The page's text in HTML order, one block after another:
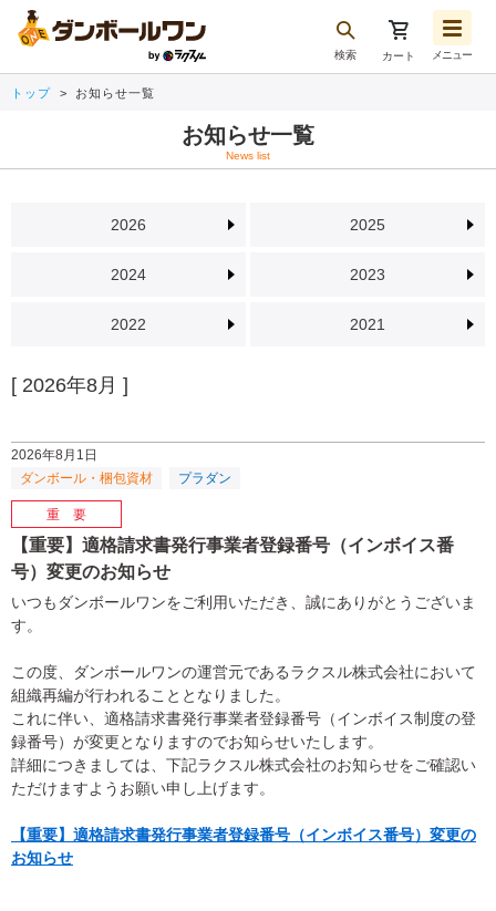
検索 カート メニュー
再注文
トップ お知らせ一覧
お知らせ一覧
News list
2026 2025
2024 2023
2022 2021
[ 2026年8月 ]
2026年8月1日
【重要】適格請求書発行事業者登録番号（インボイス番
号）変更のお知らせ
いつもダンボールワンをご利用いただき、誠にありがとうございま
す。
この度、ダンボールワンの運営元であるラクスル株式会社において
組織再編が行われることとなりました。
これに伴い、適格請求書発行事業者登録番号（インボイス制度の登
録番号）が変更となりますのでお知らせいたします。
詳細につきましては、下記ラクスル株式会社のお知らせをご確認い
ただけますようお願い申し上げます。
【重要】適格請求書発行事業者登録番号（インボイス番号）変更の
お知らせ